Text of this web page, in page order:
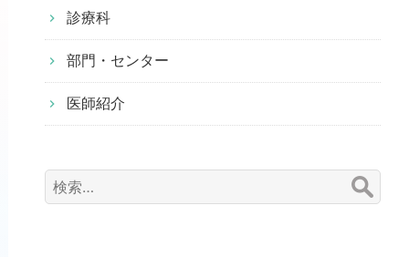
診療科
部門・センター
医師紹介
検
索: